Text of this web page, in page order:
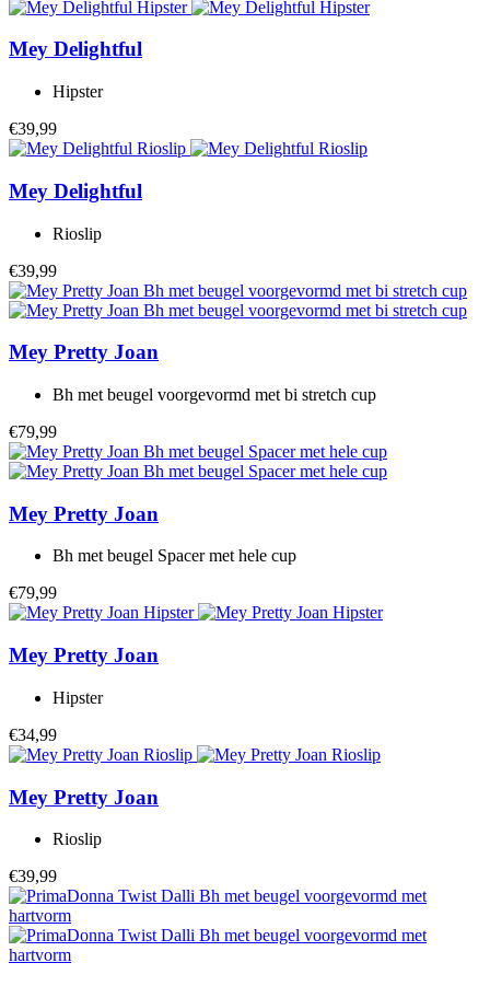
Mey Delightful
Hipster
€39,99
Mey Delightful
Rioslip
€39,99
Mey Pretty Joan
Bh met beugel voorgevormd met bi stretch cup
€79,99
Mey Pretty Joan
Bh met beugel Spacer met hele cup
€79,99
Mey Pretty Joan
Hipster
€34,99
Mey Pretty Joan
Rioslip
€39,99